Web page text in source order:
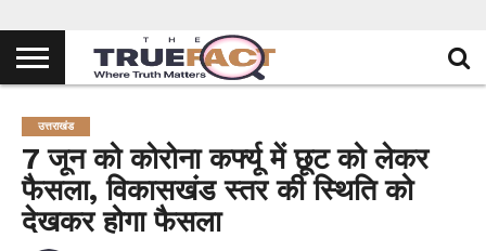
उत्तराखंड
7 जून को कोरोना कर्फ्यू में छूट को लेकर
फैसला, विकासखंड स्तर की स्थिति को
देखकर होगा फैसला